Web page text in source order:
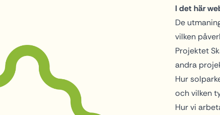
I det här
De
vilken
Projektet
andra
Hur
och vilken
Hur vi